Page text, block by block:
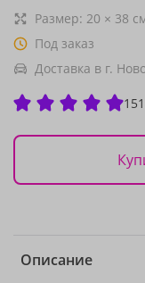
Размер: 20 × 38
Под заказ
Доставка в г.
Описание